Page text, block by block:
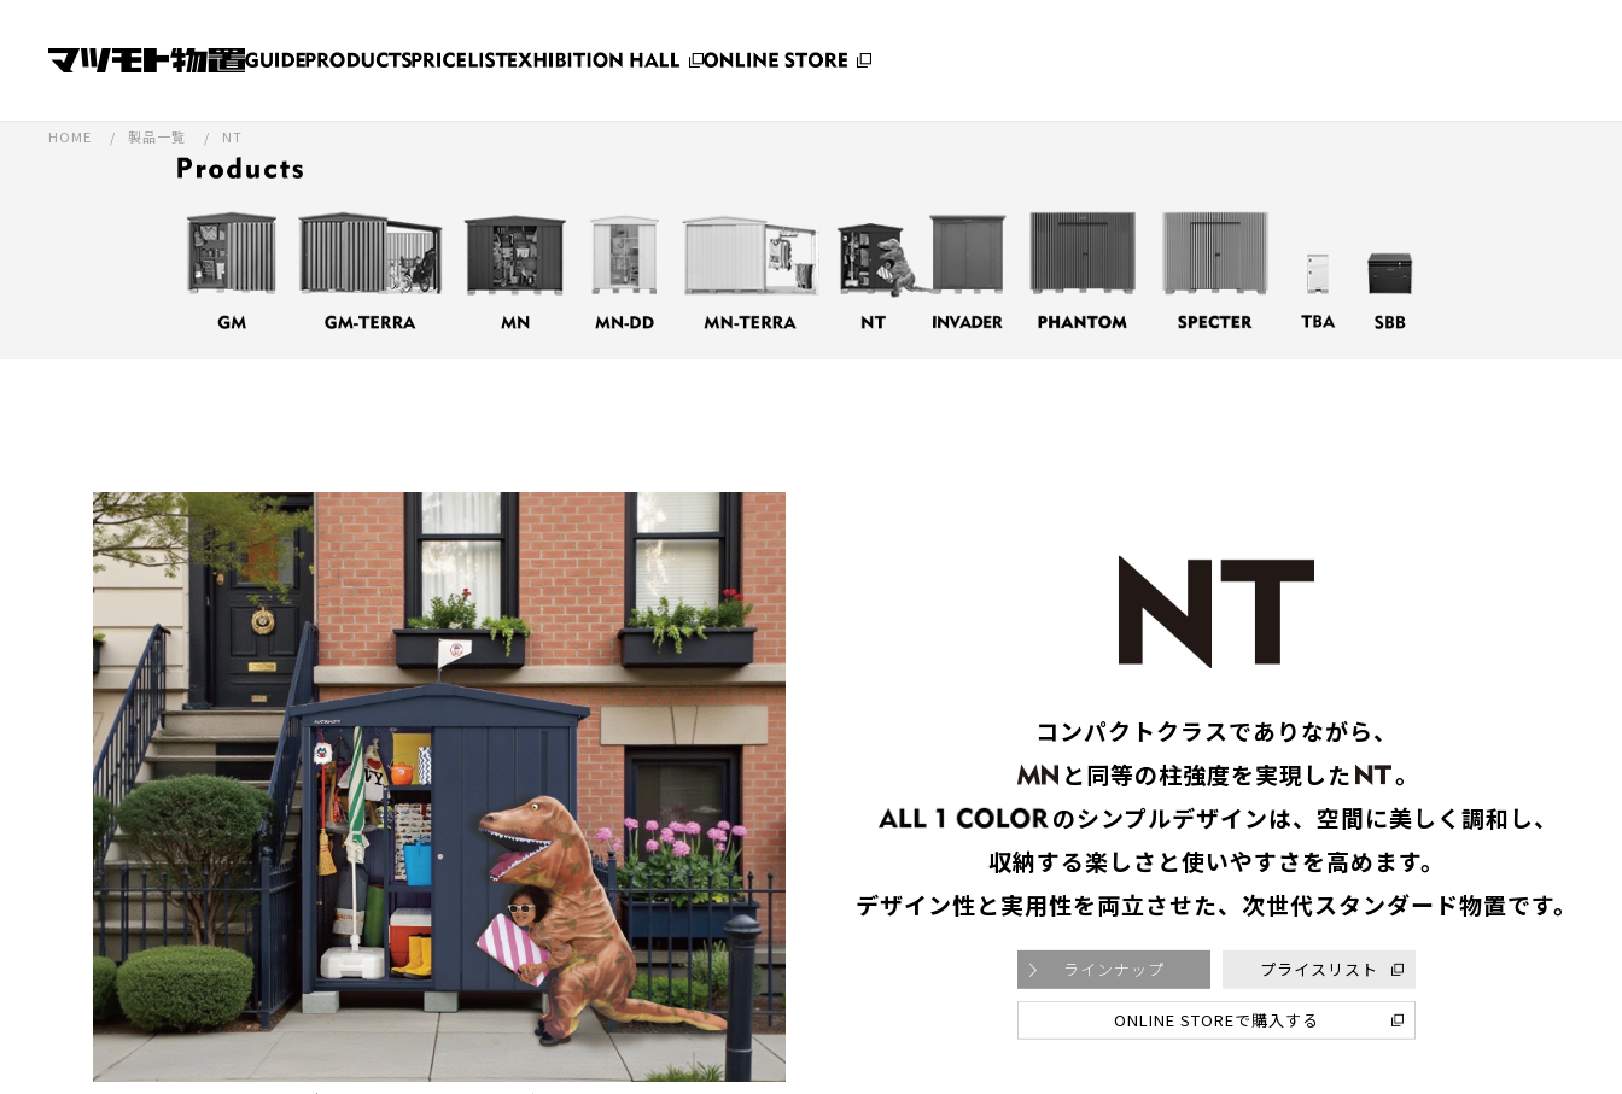
HOME 製品一覧 NT
コンパクトクラスでありながら、
と同等の柱強度を実現した
。
のシンプルデザインは、空間に美しく調和し、
収納する楽しさと使いやすさを高めます。
デザイン性と実用性を両立させた、次世代スタンダード物置です。
ラインナップ プライスリスト
ONLINE STOREで購入する